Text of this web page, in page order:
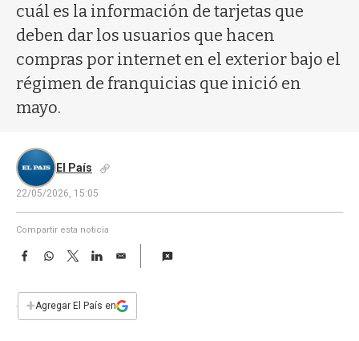
cuál es la información de tarjetas que
deben dar los usuarios que hacen
compras por internet en el exterior bajo el
régimen de franquicias que inició en
mayo.
El País
22/05/2026, 15:05
Compartir esta noticia
F
e
b
W
s
T
w
t
L
E
i
l
+Agregar El País en